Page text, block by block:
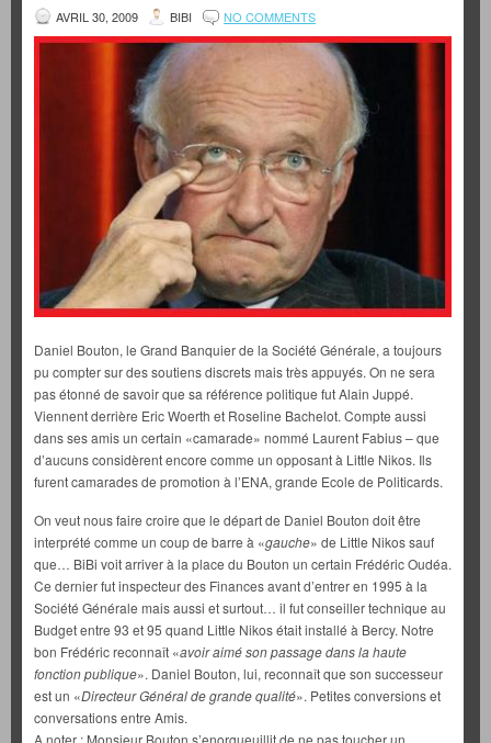
AVRIL 30, 2009 BIBI NO COMMENTS
Daniel Bouton, le Grand Banquier de la Société Générale, a toujours
pu compter sur des soutiens discrets mais très appuyés. On ne sera
pas étonné de savoir que sa référence politique fut Alain Juppé.
Viennent derrière Eric Woerth et Roseline Bachelot. Compte aussi
dans ses amis un certain «camarade» nommé Laurent Fabius – que
d’aucuns considèrent encore comme un opposant à Little Nikos. Ils
furent camarades de promotion à l’ENA, grande Ecole de Politicards.
On veut nous faire croire que le départ de Daniel Bouton doit être
interprété comme un coup de barre à «gauche» de Little Nikos sauf
que… BiBi voit arriver à la place du Bouton un certain Frédéric Oudéa.
Ce dernier fut inspecteur des Finances avant d’entrer en 1995 à la
Société Générale mais aussi et surtout… il fut conseiller technique au
Budget entre 93 et 95 quand Little Nikos était installé à Bercy. Notre
bon Frédéric reconnaît «avoir aimé son passage dans la haute
fonction publique». Daniel Bouton, lui, reconnaît que son successeur
est un «Directeur Général de grande qualité». Petites conversions et
conversations entre Amis.
A noter : Monsieur Bouton s’enorgueuillit de ne pas toucher un